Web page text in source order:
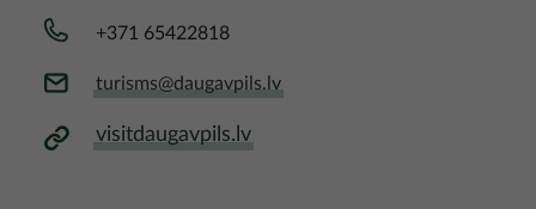
+371 65422818
turisms@daugavpils.lv
visitdaugavpils.lv